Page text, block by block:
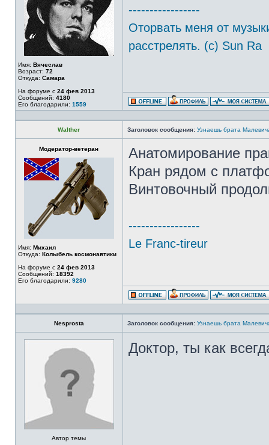
Имя: Вячеслав
Возраст: 72
Откуда: Самара
На форуме с 24 фев 2013
Сообщений: 4180
Его благодарили: 1559
-----------------
Оторвать меня от
расстрелять. (с) Sun Ra
Walther Заголовок сообщения: Узнаешь брата
Модератор-ветеран
Имя: Михаил
Откуда: Колыбель космонавтики
На форуме с 24 фев 2013
Сообщений: 18392
Его благодарили: 9280
Анатомирование
Кран рядом с
Винтовочный
-----------------
Le Franc-tireur
Nesprosta Заголовок сообщения: Узнаешь брата
Автор темы
Доктор, ты как